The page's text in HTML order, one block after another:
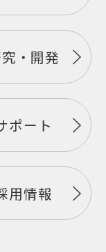
・開発
ポート
用情報